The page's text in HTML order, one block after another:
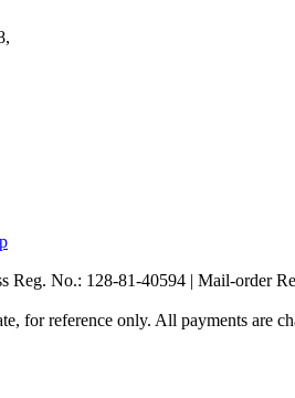
Reg. No.: 128-81-40594 | Mail-order
for reference only. All payments are